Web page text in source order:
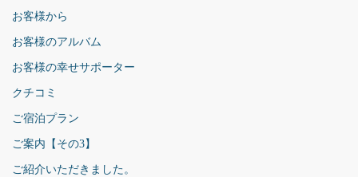
お客様から
お客様のアルバム
お客様の幸せサポーター
クチコミ
ご宿泊プラン
ご案内【その3】
ご紹介いただきました。